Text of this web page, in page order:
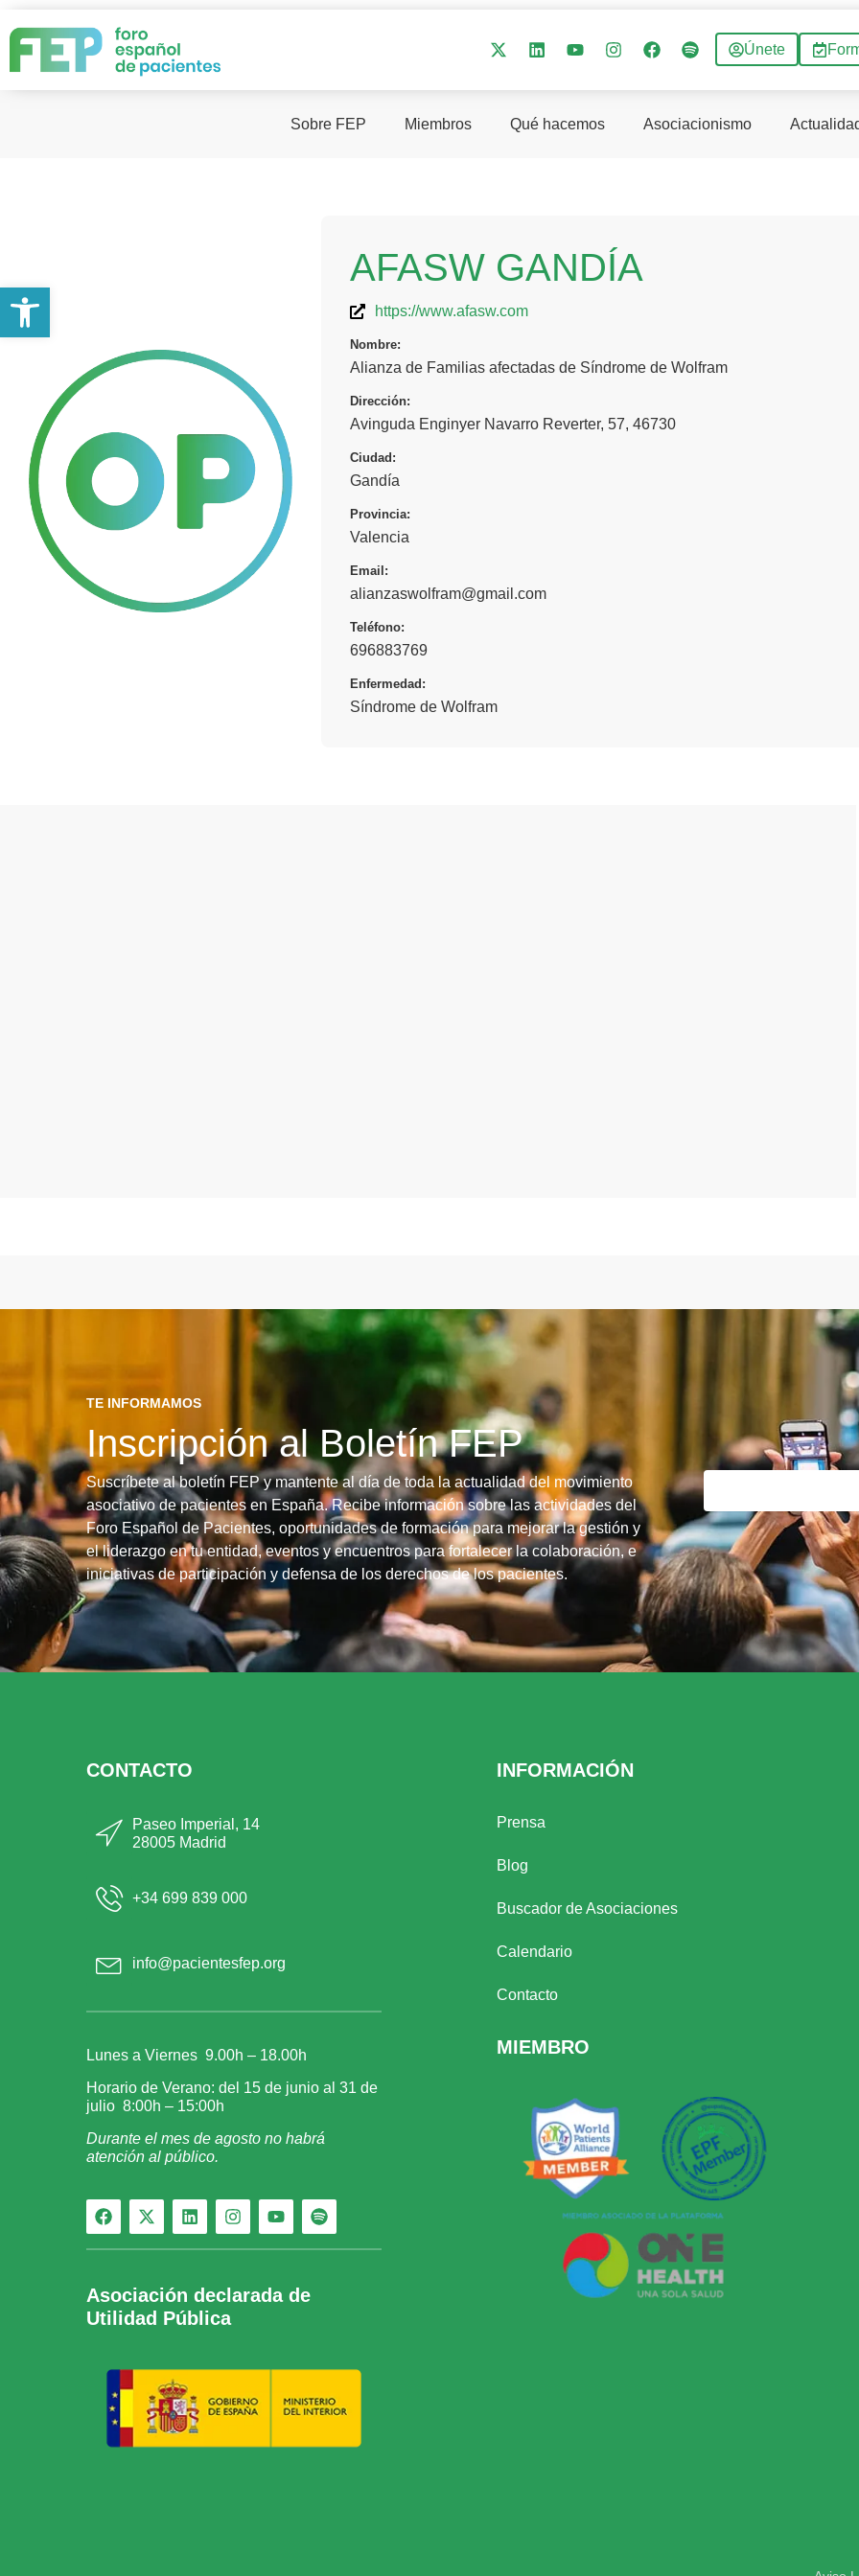
Únete
Sobre FEP Miembros Qué hacemos Asociacionismo
AFASW GANDÍA
https://www.afasw.com
Nombre:
Alianza de Familias afectadas de Síndrome de Wolfram
Dirección:
Avinguda Enginyer Navarro Reverter, 57, 46730
Ciudad:
Gandía
Provincia:
Valencia
Email:
alianzaswolfram@gmail.com
Teléfono:
696883769
Enfermedad:
Síndrome de Wolfram
TE INFORMAMOS
Inscripción al Boletín FEP
Suscríbete al boletín FEP y mantente al día de toda la actualidad del movimiento
asociativo de pacientes en España. Recibe información sobre las actividades del
Foro Español de Pacientes, oportunidades de formación para mejorar la gestión y
el liderazgo en tu entidad, eventos y encuentros para fortalecer la colaboración, e
iniciativas de participación y defensa de los derechos de los pacientes.
CONTACTO
Paseo Imperial, 14
28005 Madrid
+34 699 839 000
info@pacientesfep.org
Lunes a Viernes 9.00h – 18.00h
Horario de Verano: del 15 de junio al 31 de
julio 8:00h – 15:00h
Durante el mes de agosto no habrá
atención al público.
Asociación declarada de
Utilidad Pública
INFORMACIÓN
Prensa
Blog
Buscador de Asociaciones
Calendario
Contacto
MIEMBRO
Abrir barra de herramientas